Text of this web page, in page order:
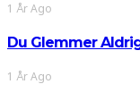
1 År Ago
Du Glemmer
1 År Ago